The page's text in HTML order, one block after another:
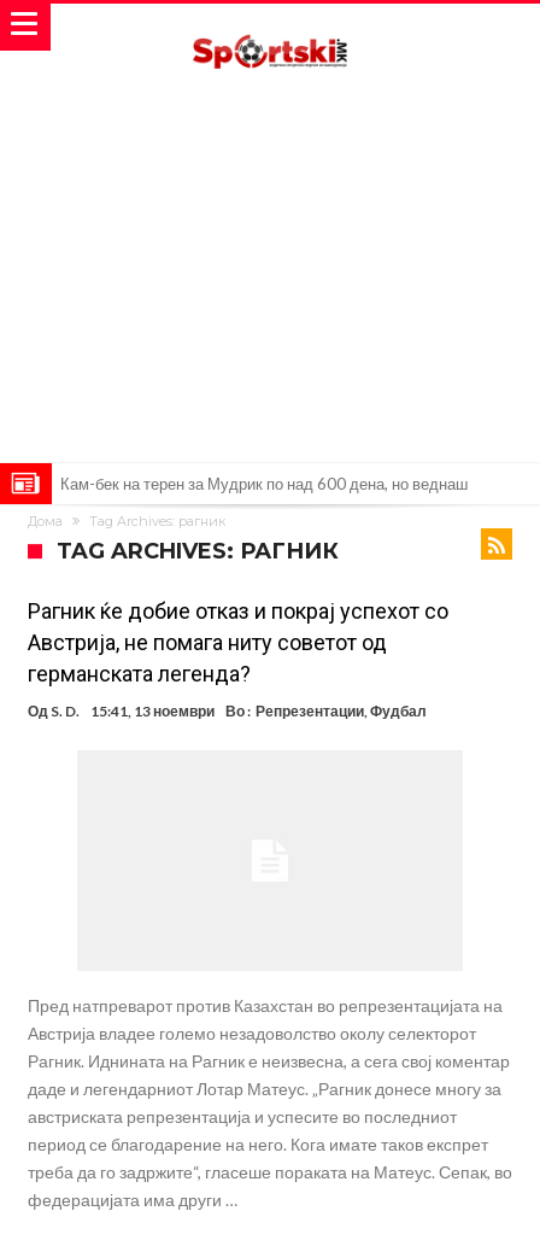
Џејк Пол започнува голем напад на УФЦ
Прекините за хидрација станаа бизнис: ФИФА не планира да ги
Француски судија обвинет за семејно насилство – му се заканува
18 месеци затвор
Ова никогаш не му се случило на Новак: Синер и Алкараз се
повлекуваат, а Зверев веднаш се „распадна“
Реал Мадрид донесе одлука: Eндрик заминува во Премиер
(ФОТО) Тажна вест од Аргентина: Голема загуба во семејството
Дома Tag Archives: рагник
TAG ARCHIVES: РАГНИК
Рагник ќе добие отказ и покрај успехот со
Австрија, не помага ниту советот од
германската легенда?
Од S. D. 15:41, 13 ноември Во : Репрезентации, Фудбал
Пред натпреварот против Казахстан во репрезентацијата на
Австрија владее големо незадоволство околу селекторот
Рагник. Иднината на Рагник е неизвесна, а сега свој коментар
даде и легендарниот Лотар Матеус. „Рагник донесе многу за
австриската репрезентација и успесите во последниот
период се благодарение на него. Кога имате таков експрет
треба да го задржите“, гласеше пораката на Матеус. Сепак, во
федерацијата има други …